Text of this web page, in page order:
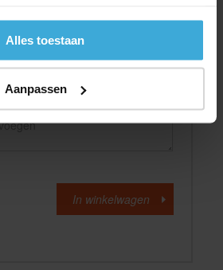
Alles toestaan
Aanpassen
BTW